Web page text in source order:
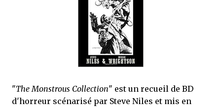
j’ai dit au sujet des tomes précédents : tant l’univers que les protagonistes
"The Monstrous Collection" est un recueil de BD
d'horreur scénarisé par Steve Niles et mis en